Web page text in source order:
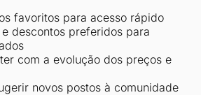
favoritos para acesso rápido
descontos preferidos para
com a evolução dos preços e
novos postos à comunidade